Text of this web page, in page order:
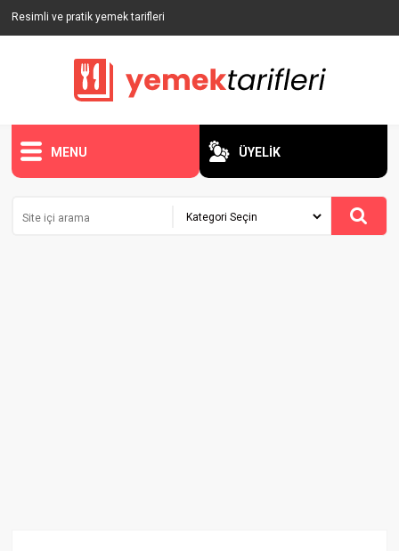
Resimli ve pratik yemek tarifleri
MENU ÜYELİK